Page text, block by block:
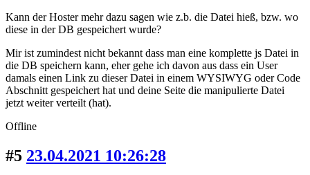
Kann der Hoster mehr dazu sagen wie z.b. die Datei hieß, bzw. wo
diese in der DB gespeichert wurde?
Mir ist zumindest nicht bekannt dass man eine komplette js Datei in
die DB speichern kann, eher gehe ich davon aus dass ein User
damals einen Link zu dieser Datei in einem WYSIWYG oder Code
Abschnitt gespeichert hat und deine Seite die manipulierte Datei
jetzt weiter verteilt (hat).
Offline
#5 23.04.2021 10:26:28